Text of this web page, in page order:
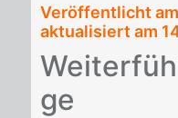
Veröffentlicht am
aktualisiert am
ge